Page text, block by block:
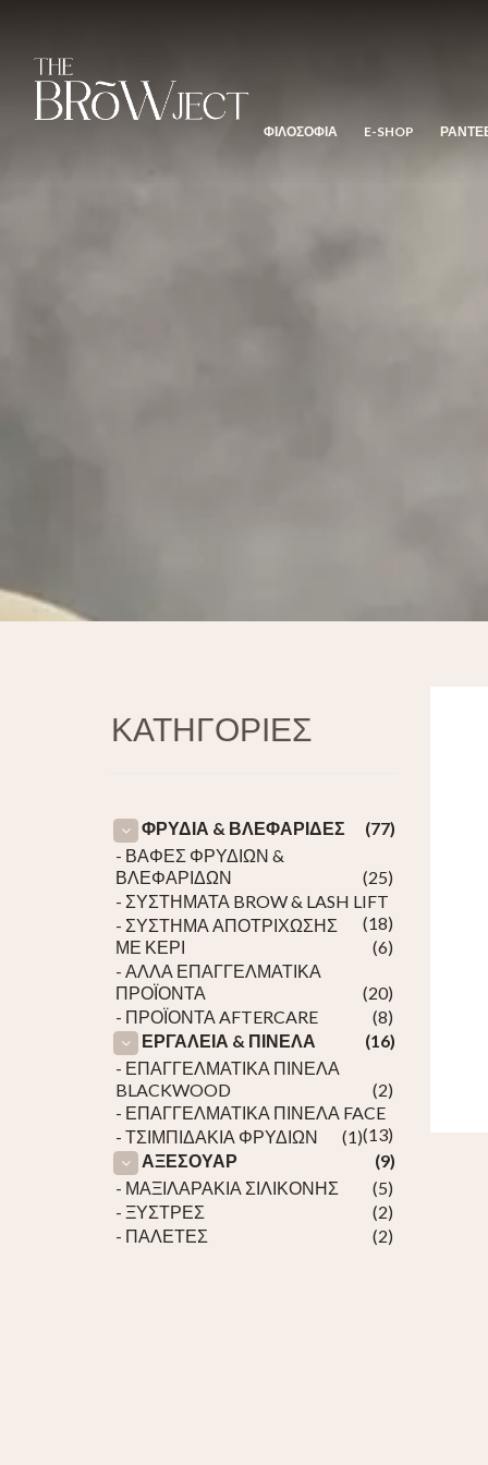
ΦΙΛΟΣΟΦΙΑ E-SHOP
ΚΑΤΗΓΟΡΙΕΣ
ΦΡΥΔΙΑ & ΒΛΕΦΑΡΙΔΕΣ
(77)
- ΒΑΦΕΣ ΦΡΥΔΙΩΝ &
ΒΛΕΦΑΡΙΔΩΝ
(25)
- ΣΥΣΤΗΜΑΤΑ BROW & LASH LIFT
(18)
- ΣΥΣΤΗΜΑ ΑΠΟΤΡΙΧΩΣΗΣ
ΜΕ ΚΕΡΙ
(6)
- ΑΛΛΑ ΕΠΑΓΓΕΛΜΑΤΙΚΑ
ΠΡΟΪΟΝΤΑ
(20)
- ΠΡΟΪΟΝΤΑ AFTERCARE
(8)
ΕΡΓΑΛΕΙΑ & ΠΙΝΕΛΑ
(16)
- ΕΠΑΓΓΕΛΜΑΤΙΚΑ ΠΙΝΕΛΑ
BLACKWOOD
(2)
- ΕΠΑΓΓΕΛΜΑΤΙΚΑ ΠΙΝΕΛΑ FACE
(13)
- ΤΣΙΜΠΙΔΑΚΙΑ ΦΡΥΔΙΩΝ
(1)
ΑΞΕΣΟΥΑΡ
(9)
- ΜΑΞΙΛΑΡΑΚΙΑ ΣΙΛΙΚΟΝΗΣ
(5)
- ΞΥΣΤΡΕΣ
(2)
- ΠΑΛΕΤΕΣ
(2)